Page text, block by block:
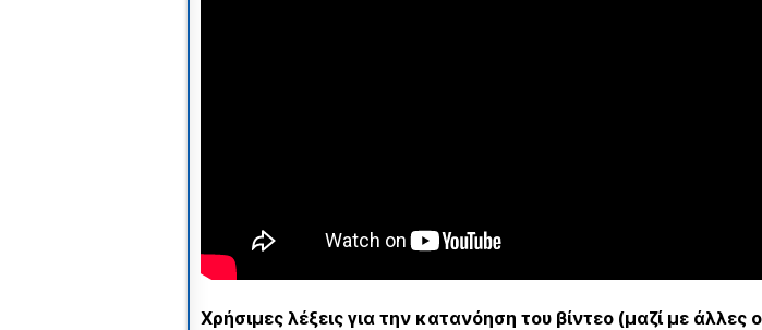
Χρήσιμες λέξεις για την κατανόηση του βίντεο (μαζί με άλλες